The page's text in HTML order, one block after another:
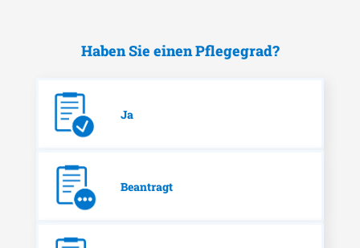
Haben Sie einen Pflegegrad?
Ja
Beantragt